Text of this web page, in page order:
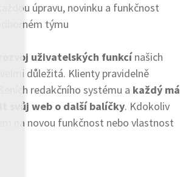
úpravu, novinku a funkčnost
týmu
uživatelských funkcínašich
důležitá. Klienty pravidelně
redakčního systému a každý má
svůj web o další balíčky. Kdokoliv
na novou funkčnost nebo vlastnost